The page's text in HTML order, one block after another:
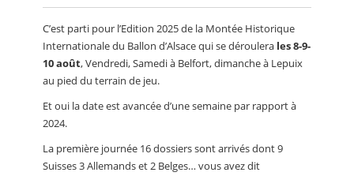
C’est parti pour l’Edition 2025 de la Montée Historique
Internationale du Ballon d’Alsace qui se déroulera les 8-9-
10 août, Vendredi, Samedi à Belfort, dimanche à Lepuix
au pied du terrain de jeu.
Et oui la date est avancée d’une semaine par rapport à
2024.
La première journée 16 dossiers sont arrivés dont 9
Suisses 3 Allemands et 2 Belges… vous avez dit